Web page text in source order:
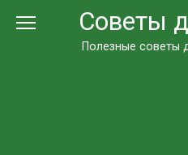
Советы
Полезные советы